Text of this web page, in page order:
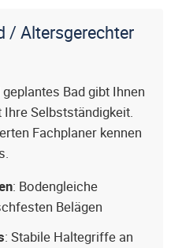
/ Altersgerechter
Bad gibt Ihnen
Selbstständigkeit.
Fachplaner kennen
: Bodengleiche
Belägen
: Stabile Haltegriffe an